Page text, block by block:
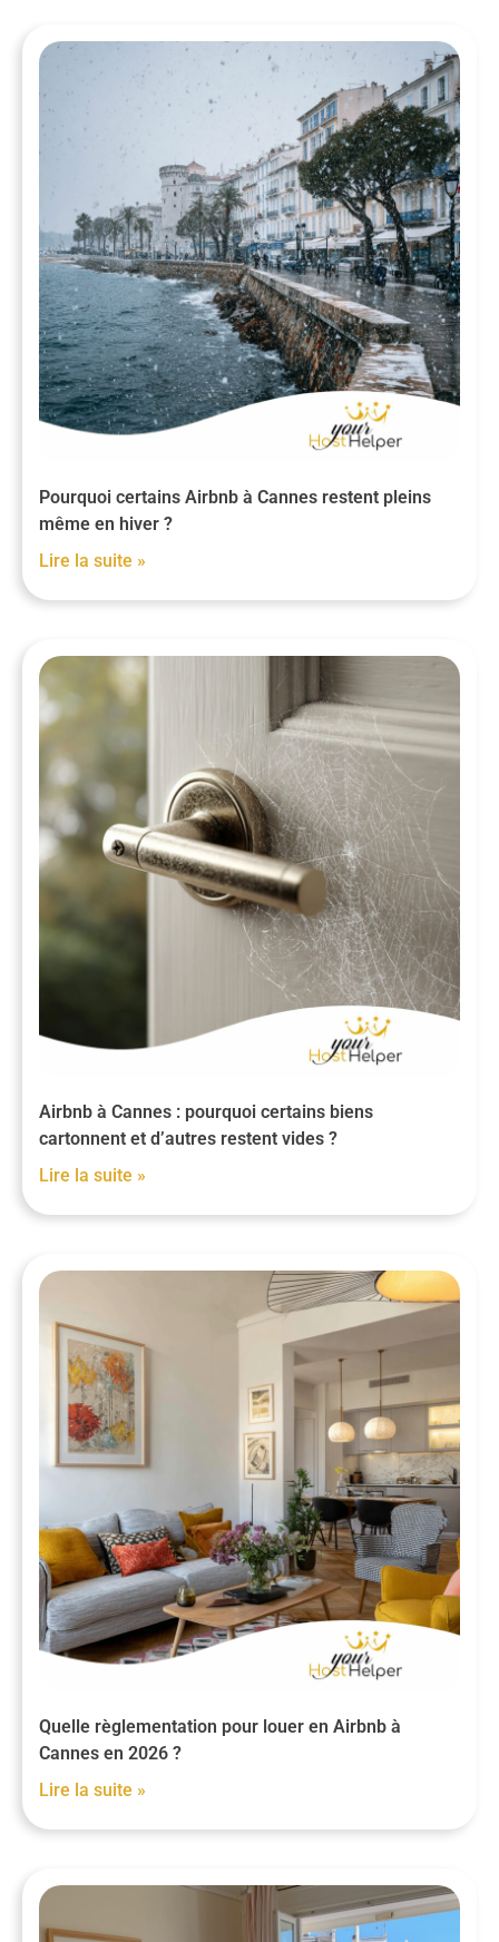
Pourquoi certains Airbnb à Cannes restent pleins
même en hiver ?
Lire la suite »
Airbnb à Cannes : pourquoi certains biens
cartonnent et d’autres restent vides ?
Lire la suite »
Quelle règlementation pour louer en Airbnb à
Cannes en 2026 ?
Lire la suite »